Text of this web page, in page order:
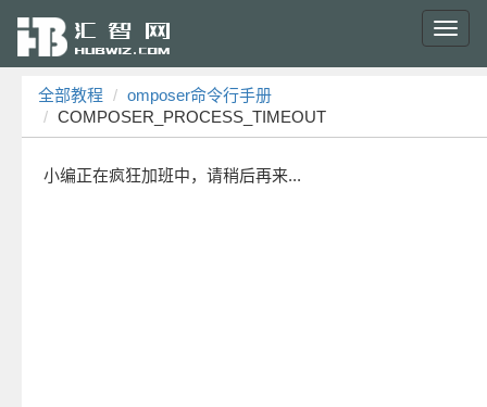
全部教程
omposer命令行手册
COMPOSER_PROCESS_TIMEOUT
小编正在疯狂加班中，请稍后再来...